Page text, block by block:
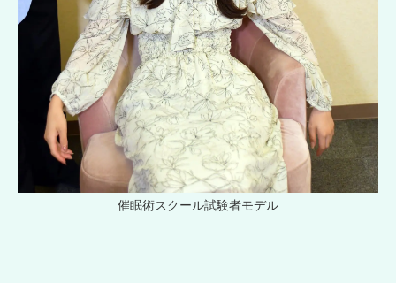
催眠術スクール試験者モデル